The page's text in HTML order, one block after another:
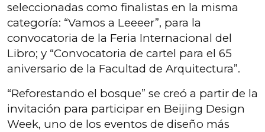
seleccionadas como finalistas en la misma
categoría: “Vamos a Leeeer”, para la
convocatoria de la Feria Internacional del
Libro; y “Convocatoria de cartel para el 65
aniversario de la Facultad de Arquitectura”.
“Reforestando el bosque” se creó a partir de la
invitación para participar en Beijing Design
Week, uno de los eventos de diseño más